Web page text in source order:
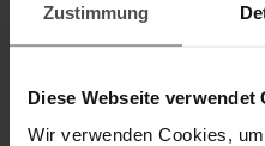
Zustimmung
Diese Webseite verwendet
Wir verwenden Cookies,
an info@lederpflege.de
E-Mail Adresse